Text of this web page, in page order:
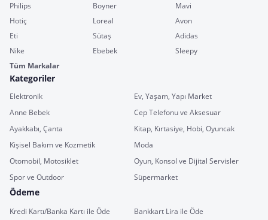
Philips
Boyner
Mavi
Hotiç
Loreal
Avon
Eti
Sütaş
Adidas
Nike
Ebebek
Sleepy
Tüm Markalar
Kategoriler
Elektronik
Ev, Yaşam, Yapı Market
Anne Bebek
Cep Telefonu ve Aksesuar
Ayakkabı, Çanta
Kitap, Kırtasiye, Hobi, Oyuncak
Kişisel Bakım ve Kozmetik
Moda
Otomobil, Motosiklet
Oyun, Konsol ve Dijital Servisler
Spor ve Outdoor
Süpermarket
Ödeme
Kredi Kartı/Banka Kartı ile Öde
Bankkart Lira ile Öde